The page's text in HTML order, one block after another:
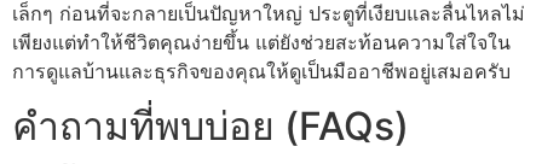
เล็กๆ ก่อนที่จะกลายเป็นปัญหาใหญ่ ประตูที่เงียบและลื่นไหลไม่
เพียงแต่ทำให้ชีวิตคุณง่ายขึ้น แต่ยังช่วยสะท้อนความใส่ใจใน
การดูแลบ้านและธุรกิจของคุณให้ดูเป็นมืออาชีพอยู่เสมอครับ
คำถามที่พบบ่อย (FAQs)